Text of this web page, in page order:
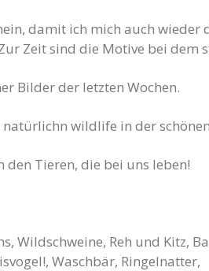
damit ich mich auch
Zeit sind die Motive bei dem
Bilder der letzten Wochen.
wildlife in der
den Tieren, die bei uns leben!
Wildschweine, Reh und Kitz,
Waschbär, Ringelnatter,